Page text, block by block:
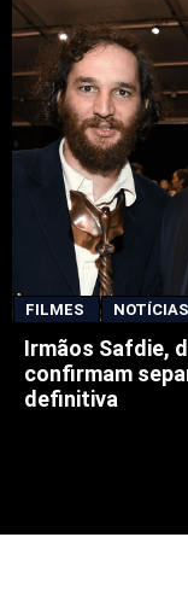
FILMES NOTÍCIAS
Irmãos Safdie,
confirmam
definitiva